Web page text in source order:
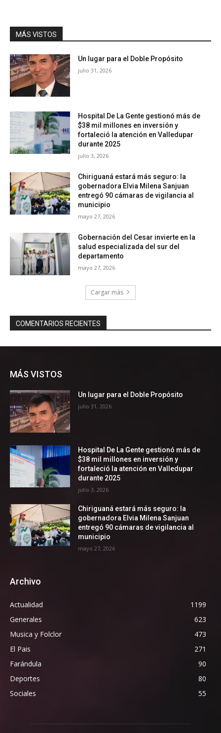
MÁS VISTOS
Un lugar para el Doble Propósito
julio 31, 2026
Hospital De La Gente gestionó más de
$38 mil millones en inversión y
fortaleció la atención en Valledupar
durante 2025
julio 3, 2026
Chiriguaná estará más seguro: la
gobernadora Elvia Milena Sanjuan
entregó 90 cámaras de vigilancia al
municipio
mayo 27, 2026
Archivo
Actualidad
1199
Generales
623
Musica y Folclor
473
El Pais
271
Farándula
90
Deportes
80
Sociales
55